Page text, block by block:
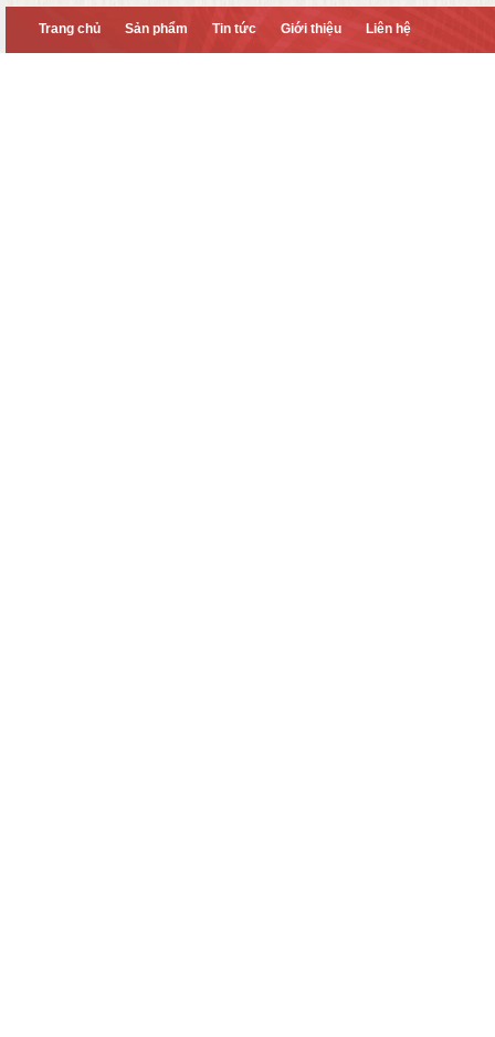
Trang chủ Sản phẩm Tin tức Giới thiệu Liên hệ